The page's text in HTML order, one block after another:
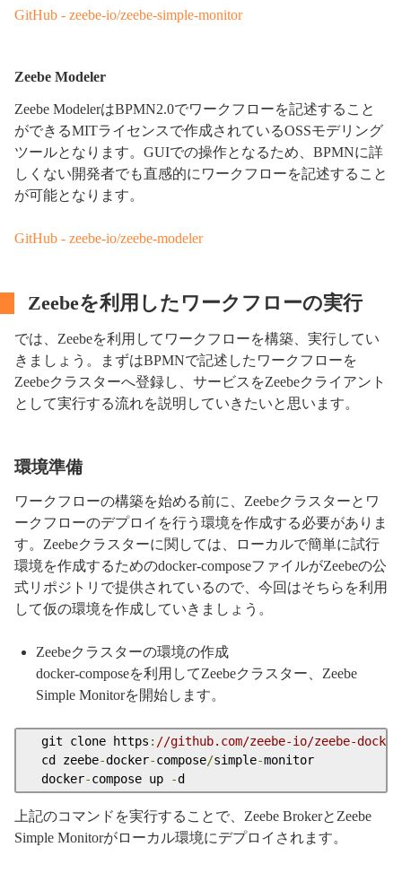
GitHub - zeebe-io/zeebe-simple-monitor
Zeebe Modeler
Zeebe ModelerはBPMN2.0でワークフローを記述すること
ができるMITライセンスで作成されているOSSモデリング
ツールとなります。GUIでの操作となるため、BPMNに詳
しくない開発者でも直感的にワークフローを記述すること
が可能となります。
GitHub - zeebe-io/zeebe-modeler
Zeebeを利用したワークフローの実行
では、Zeebeを利用してワークフローを構築、実行してい
きましょう。まずはBPMNで記述したワークフローを
Zeebeクラスターへ登録し、サービスをZeebeクライアント
として実行する流れを説明していきたいと思います。
環境準備
ワークフローの構築を始める前に、Zeebeクラスターとワ
ークフローのデプロイを行う環境を作成する必要がありま
す。Zeebeクラスターに関しては、ローカルで簡単に試行
環境を作成するためのdocker-composeファイルがZeebeの公
式リポジトリで提供されているので、今回はそちらを利用
して仮の環境を作成していきましょう。
Zeebeクラスターの環境の作成
docker-composeを利用してZeebeクラスター、Zeebe
Simple Monitorを開始します。
  git clone https
: //github.com/zeebe-io/zeebe-
  cd zeebe
-docker-compose/simple-monitor
  docker
-compose up -d
上記のコマンドを実行することで、Zeebe BrokerとZeebe
Simple Monitorがローカル環境にデプロイされます。